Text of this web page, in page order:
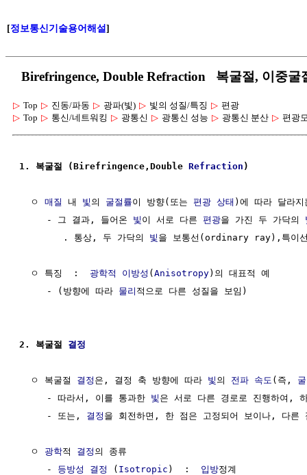
[정보통신기술용어해설]
Birefringence, Double Refraction 복굴절, 이중굴
▷ Top ▷ 진동/파동 ▷ 광파(빛) ▷ 빛의 성질/특징 ▷ 편광
▷ Top ▷ 통신/네트워킹 ▷ 광통신 ▷ 광통신 성능 ▷ 광통신 분산 ▷ 편광
1. 복굴절 (Birefringence,Double Refraction )
  ㅇ
매질 내 빛 의 굴절률이 방향(또는 편광 상태 )에 따라 달라지
     - 그 결과, 들어온
빛 이 서로 다른 편광을 가진 두 가닥의
        . 통상, 두 가닥의
빛 을 보통선(ordinary ray),특이
  ㅇ 특징  :
광학적 이방성 (Anisotropy)의 대표적 예
     - (방향에 따라
물리 적으로 다른 성질을 보임)
2. 복굴절 결정
  ㅇ 복굴절
결정 은, 결정 축 방향에 따라 빛 의 전파 속도 (즉,
     - 따라서, 이를 통과한
빛 은 서로 다른 경로로 진행하여,
     - 또는,
결정 을 회전하면, 한 점은 고정되어 보이나, 다른
  ㅇ
광학적 결정 의 종류
     -
등방성 결정 ( Isotropic )  : 입방정계